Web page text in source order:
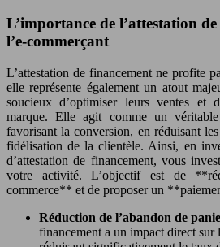
L’importance de l’attestation
l’e-commerçant
L’attestation de financement ne profite
elle représente également un atout
soucieux d’optimiser leurs ventes et
marque. Elle agit comme un
favorisant la conversion, en réduisant
fidélisation de la clientèle. Ainsi, en
d’attestation de financement, vous
votre activité. L’objectif est de
commerce** et de proposer un
Réduction de l’abandon de
financement a un impact direct sur